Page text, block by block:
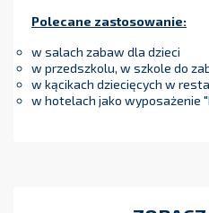
Polecane zastosowanie:
w salach zabaw dla dzieci
w przedszkolu, w szkole do
w kącikach dziecięcych w
w hotelach jako wyposażenie